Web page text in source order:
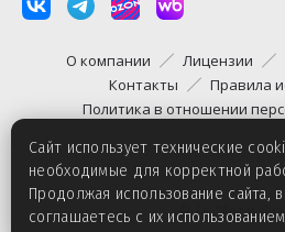
О компании Лицензии
Контакты
Правила
Политика в отношении
© ГК "Арт и
Сайт использует технические
необходимые для корректной
Продолжая использование сайта,
соглашаетесь с их